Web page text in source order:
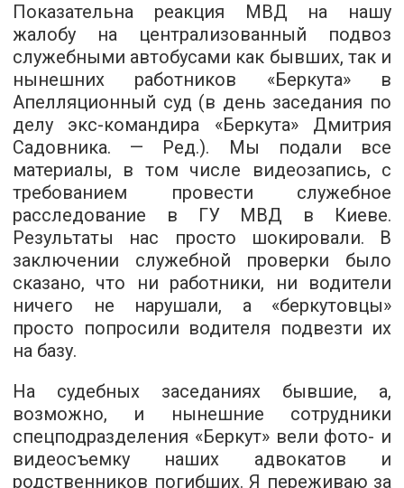
Показательна реакция МВД на нашу
жалобу на централизованный подвоз
служебными автобусами как бывших, так и
нынешних работников «Беркута» в
Апелляционный суд (в день заседания по
делу экс-командира «Беркута» Дмитрия
Садовника. — Ред.). Мы подали все
материалы, в том числе видеозапись, с
требованием провести служебное
расследование в ГУ МВД в Киеве.
Результаты нас просто шокировали. В
заключении служебной проверки было
сказано, что ни работники, ни водители
ничего не нарушали, а «беркутовцы»
просто попросили водителя подвезти их
на базу.
На судебных заседаниях бывшие, а,
возможно, и нынешние сотрудники
спецподразделения «Беркут» вели фото- и
видеосъемку наших адвокатов и
родственников погибших. Я переживаю за